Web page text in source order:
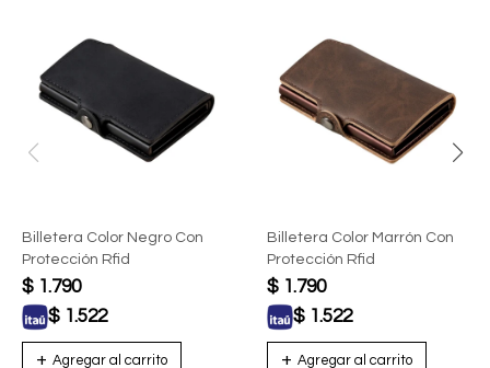
Billetera Color Negro Con
Protección Rfid
$ 1.790
$ 1.522
Billetera Color Marrón Con
Protección Rfid
$ 1.790
$ 1.522